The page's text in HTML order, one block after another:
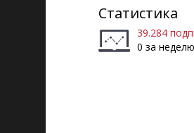
Статистика
39.284
0 за неделю